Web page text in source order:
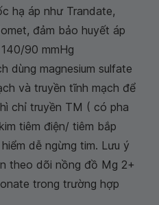
hạ áp như Trandate,
đảm bảo huyết áp
90 mmHg
dùng magnesium sulfate
và truyền tĩnh mạch để
chỉ truyền TM ( có pha
tiêm điện/ tiêm bắp
dễ ngừng tim. Lưu ý
theo dõi nồng đồ Mg 2+
trong trường hợp